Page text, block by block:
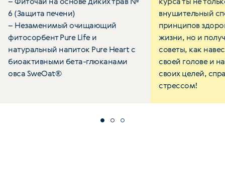
6 (Защита печени)
– Незаменимый очищающий
фитосорбент Pure Life и
натуральный напиток Pure Heart с
биоактивными бета-глюканами
овса SweOat®
внушительный
принципов
жизни, но и
советы, как
своей голове и
своих целей,
стрессом!